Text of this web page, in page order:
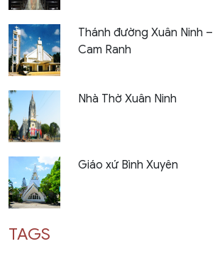
Thánh đường Xuân Ninh –
Cam Ranh
Nhà Thờ Xuân Ninh
Giáo xứ Bình Xuyên
TAGS